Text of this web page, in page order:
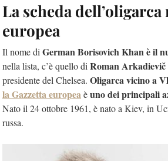
La scheda dell’oligarca
europea
Il nome diGerman Borisovich Khan è il
nella lista, c’è quello diRoman
presidente del Chelsea. Oligarca vicino a
la Gazzetta europeaèuno deiprincipali
Nato il 24 ottobre 1961, è nato a Kiev, in
russa.